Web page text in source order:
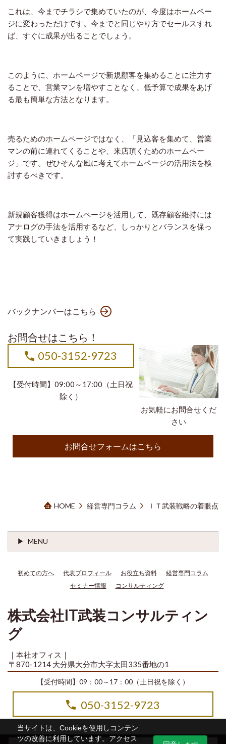
当サイトは、Cookieを使用しコンテン
ツの改善に利用しています。アクセス
これは、今までチラシで集めていたのが、今度はホームペー
ジに変わっただけです。今までと同じやり方でセールスすれ
ば、すぐに成果が出ることでしょう。
このように、ホームページで新規顧客を集めることに注力す
ることで、営業マンを増やすことなく、低予算で成果をあげ
る最も簡単な方法となります。
売るためのホームページではなく、「見込客を集めて、営業
マンの前に連れてくることや、来店頂くためのホームペー
ジ」です。ぜひそんな風に考えてホームページの活用法を検
討するべきです。
新規顧客獲得はホームページを活用して、既存顧客維持には
アナログの手法を活用するなど、しっかりとバランスを保っ
て実践していきましょう！
バックナンバーはこちら
お問合せはこちら！
お気軽にお問合せくだ
さい
050-3152-9723
【受付時間】09:00～17:00（土日祝
除く）
お問合せフォームはこちら
HOME 経営専門コラム ＩＴ武装戦略の着眼点
MENU
初めての方へ 代表プロフィール お役立ち資料
経営専門コラム
セミナー情報
コンサルティング
株式会社IT武装コンサルティン
グ
｜本社オフィス｜
〒870-1214 大分県大分市大字太田335番地の1
【受付時間】09：00～17：00（土日祝を除く）
050-3152-9723
Copyright© 2014-2026 株式会社IT武装コンサルティング All Rights Reserved.